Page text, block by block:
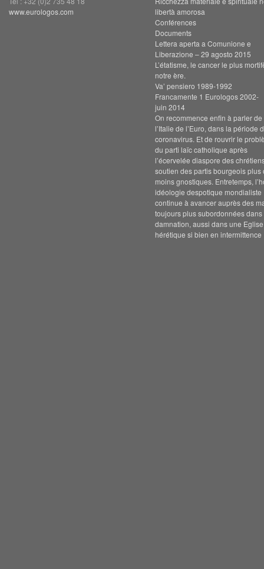
www.eurologos.com
libertà amorosa
Conférences
Documents
Lettera aperta a Comunione e
Liberazione – 29 agosto 2015
L’étatisme, le cancer le plus
notre ère.
Va’ pensiero 1989-1992
Francamente 1 Eurologos 2002-
juin 2014
On recommence enfin à parler de
l’Italie de l’Euro, dans la période
coronavirus. Et de rouvrir le
du parti laïc catholique après
l’écervelée diaspore des
soutien des partis bourgeois plus
moins gnostiques. Entretemps,
idéologie despotique mondialiste
continue à avancer auprès des
toujours plus subordonnées dans
damnation, aussi dans une Eglise
hérétique si bien en intermittence